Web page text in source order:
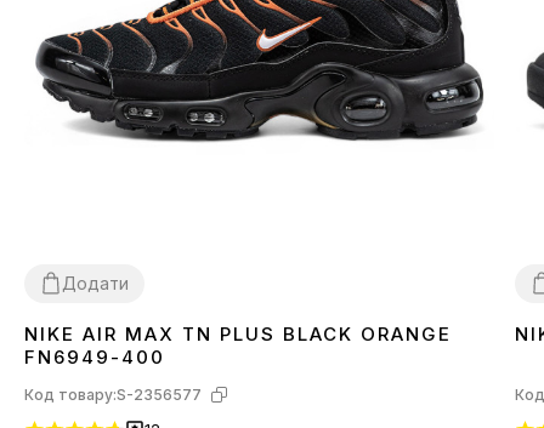
Додати
4041 4243 44
NIKE AIR MAX TN PLUS BLACK ORANGE
FN6949-400
Код товару:S-2356577